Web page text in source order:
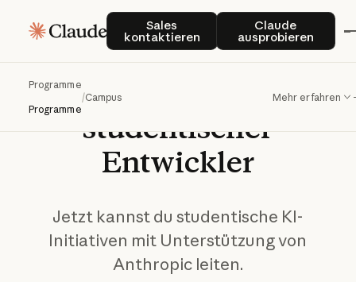
Sales
kontaktieren
Sales kontaktierenClaude
ausprobieren
Claude
Programme
Programme
/Campus Mehr erfahren
Unterstützung
studentischer
Entwickler
Jetzt kannst du studentische KI-
Initiativen mit Unterstützung von
Anthropic leiten.